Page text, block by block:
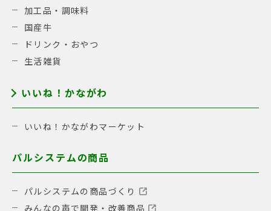
加工品・調味料
国産牛
ドリンク・おやつ
生活雑貨
いいね！かながわ
いいね！かながわマーケット
パルシステムの商品
パルシステムの商品づくり
みんなの声で開発・改善商品